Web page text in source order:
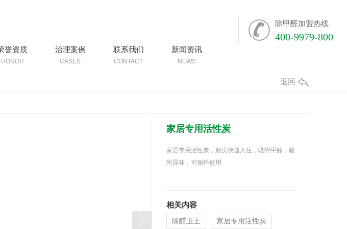
除甲醛加盟热线
400-9979-800
誉资质
HONOR
治理案例
CASES
联系我们
CONTACT
新闻资讯
NEWS
返回
家居专用活性炭
家居专用活性炭，新房快速入住，吸附甲醛，吸
附异味，可循环使用
相关内容
除醛卫士 家居专用活性炭